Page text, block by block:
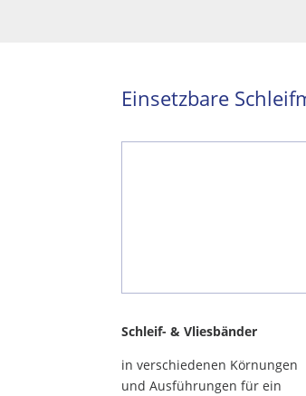
Einsetzbare
Schleif- & Vliesbänder
in verschiedenen Körnungen
und Ausführungen für ein